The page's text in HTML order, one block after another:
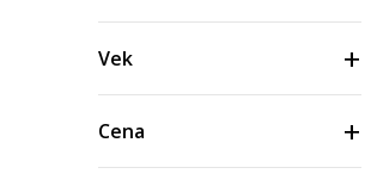
Vek
Cena